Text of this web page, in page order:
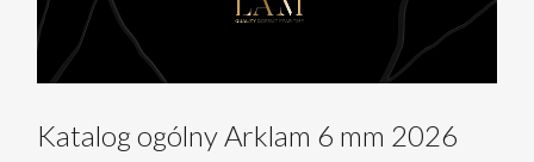
Katalog ogólny Arklam 6 mm 2026